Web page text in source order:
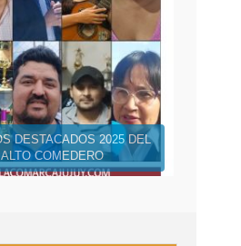
DESTACADOS 2025 DEL
COMEDERO